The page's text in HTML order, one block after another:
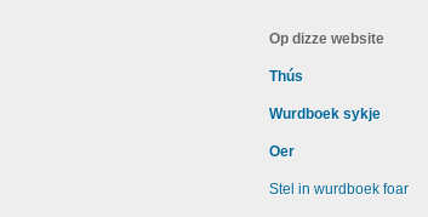
Op dizze website
Thús
Wurdboek sykje
Oer
Stel in wurdboek foar